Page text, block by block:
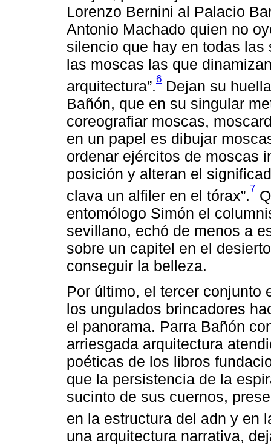
Lorenzo Bernini al Palacio
Antonio Machado quien no
silencio que hay en todas las
las moscas las que
arquitectura”.6 Dejan su
Bañón, que en su singular
coreografiar moscas,
en un papel es dibujar
ordenar ejércitos de moscas
posición y alteran el
clava un alfiler en el tórax”.7
entomólogo Simón el
sevillano, echó de menos a
sobre un capitel en el
conseguir la belleza.
Por último, el tercer conjunto
los ungulados brincadores
el panorama. Parra Bañón
arriesgada arquitectura
poéticas de los libros
que la persistencia de la
sucinto de sus cuernos,
en la estructura del adn y en
una arquitectura narrativa,